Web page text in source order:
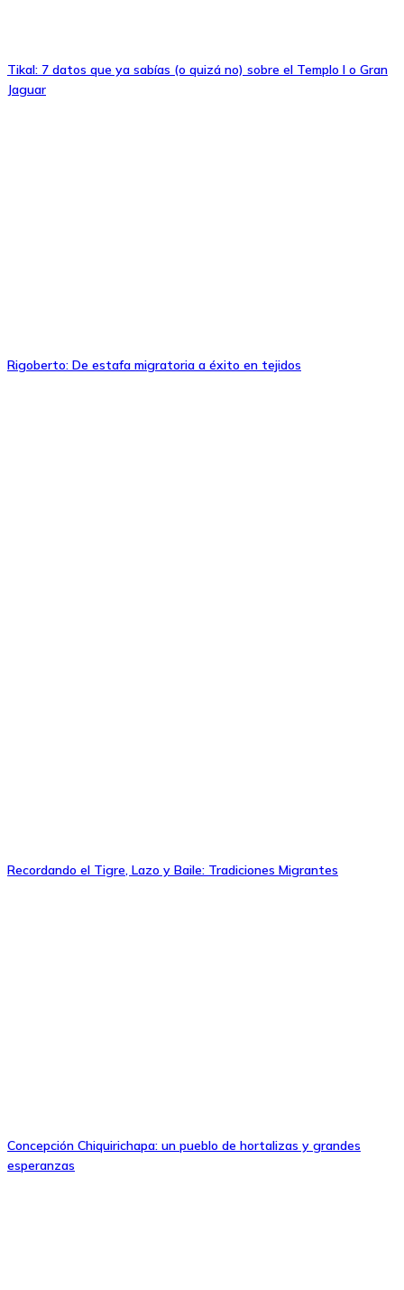
Tikal: 7 datos que ya sabías (o quizá no) sobre el Templo I o Gran
Jaguar
Rigoberto: De estafa migratoria a éxito en tejidos
Recordando el Tigre, Lazo y Baile: Tradiciones Migrantes
Concepción Chiquirichapa: un pueblo de hortalizas y grandes
esperanzas